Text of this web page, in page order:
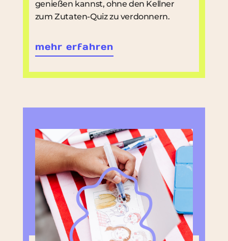
genießen kannst, ohne den Kellner
zum Zutaten-Quiz zu verdonnern.
mehr erfahren